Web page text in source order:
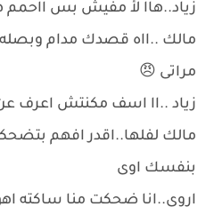
زياد..هاا لأ مفيش بس ااحمم
مالك ..ااه قصدك مدام
مراتى 😠
زياد ..اا اسف مكنتش اعرف
مالك لفلها..اقدر افهم
بنفسك اوى
اروى..انا ضحكت منا ساكته